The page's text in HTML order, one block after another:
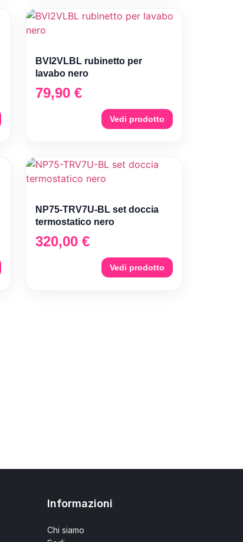
BVI2VLBL rubinetto per
lavabo nero
79,90 €
Vedi prodotto
NP75-TRV7U-BL set doccia
termostatico nero
320,00 €
Vedi prodotto
Informazioni
Chi siamo